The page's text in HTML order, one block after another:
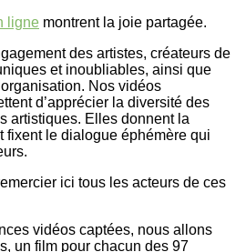
ligne montrent la joie partagée.
des artistes, créateurs de
et inoubliables, ainsi que
Nos vidéos
d’apprécier la diversité des
artistiques. Elles donnent la
fixent le dialogue éphémère qui
ici tous les acteurs de ces
vidéos captées, nous allons
un film pour chacun des 97